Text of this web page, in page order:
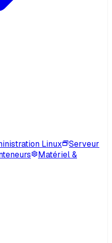
Linux
Serveur
Matériel &